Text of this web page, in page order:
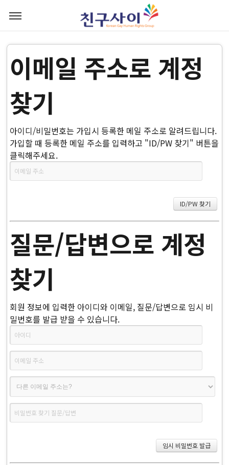
이메일 주소로 계정
찾기
아이디/비밀번호는 가입시 등록한 메일 주소로 알려드립니다.
가입할 때 등록한 메일 주소를 입력하고 "ID/PW 찾기" 버튼을
클릭해주세요.
질문/답변으로 계정
찾기
회원 정보에 입력한 아이디와 이메일, 질문/답변으로 임시 비
밀번호를 발급 받을 수 있습니다.